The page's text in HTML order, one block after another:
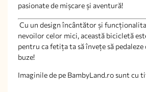
pasionate de mișcare și aventură!
Cu un design încântător și
nevoilor celor mici, această bicicletă
pentru ca fetița ta să învețe să pedaleze
buze!
Imaginile de pe BambyLand.ro sunt cu